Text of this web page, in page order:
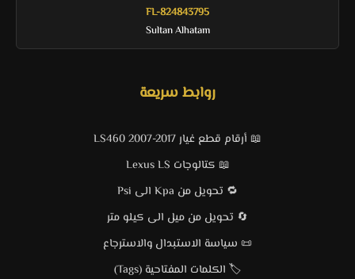
FL-824843795
Sultan Alhatam
روابط سريعة
📖 أرقام قطع غيار LS460 2007-2017
📖 كتالوجات Lexus LS
🔁 تحويل من Kpa الى Psi
🔄 تحويل من ميل الى كيلو متر
📜 سياسة الاستبدال والاسترجاع
🏷️ الكلمات المفتاحية (Tags)